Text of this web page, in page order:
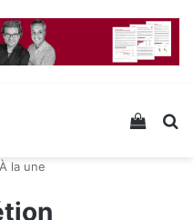
Voir
À la une